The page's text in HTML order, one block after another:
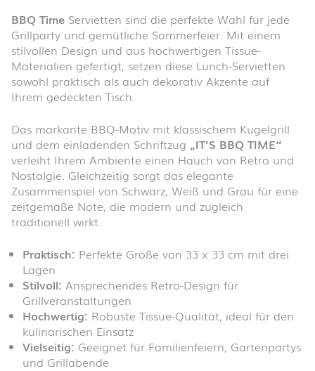
BBQ Time Servietten sind die perfekte Wahl für jede
Grillparty und gemütliche Sommerfeier. Mit einem
stilvollen Design und aus hochwertigen Tissue-
Materialien gefertigt, setzen diese Lunch-Servietten
sowohl praktisch als auch dekorativ Akzente auf
Ihrem gedeckten Tisch.
Das markante BBQ-Motiv mit klassischem Kugelgrill
und dem einladenden Schriftzug „IT’S BBQ TIME“
verleiht Ihrem Ambiente einen Hauch von Retro und
Nostalgie. Gleichzeitig sorgt das elegante
Zusammenspiel von Schwarz, Weiß und Grau für eine
zeitgemäße Note, die modern und zugleich
traditionell wirkt.
Praktisch: Perfekte Größe von 33 x 33 cm mit drei
Lagen
Stilvoll: Ansprechendes Retro-Design für
Grillveranstaltungen
Hochwertig: Robuste Tissue-Qualität, ideal für den
kulinarischen Einsatz
Vielseitig: Geeignet für Familienfeiern, Gartenpartys
und Grillabende